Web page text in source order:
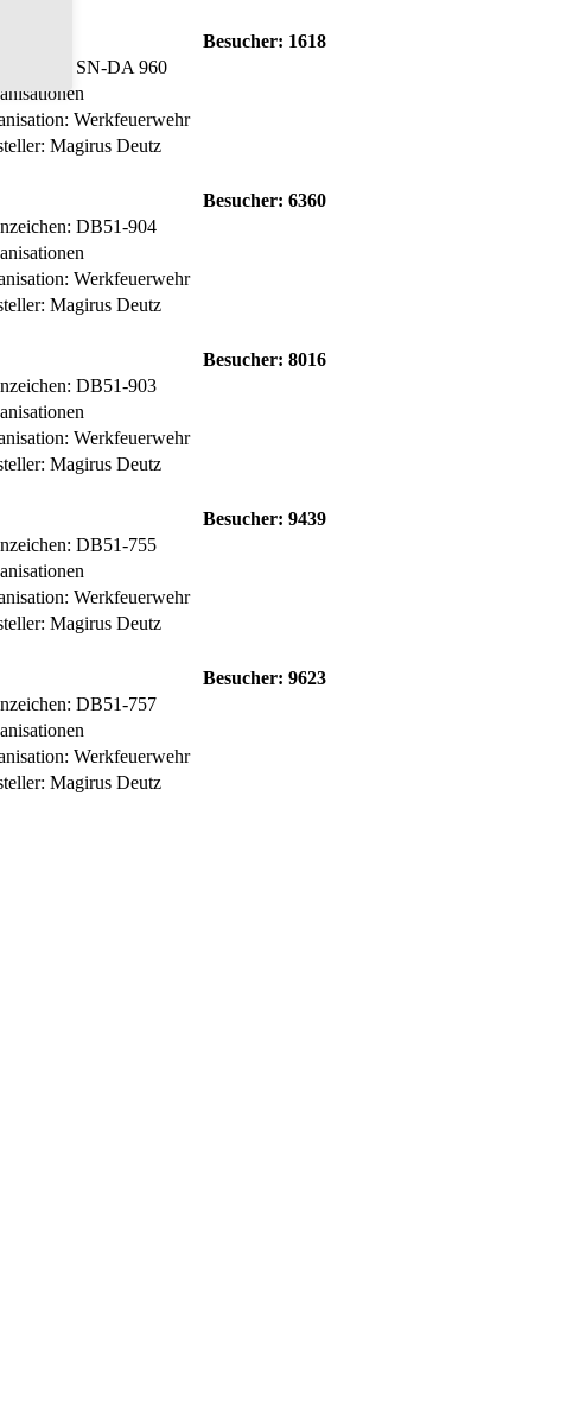
Besucher: 1618
SN-DA 960
Werkfeuerwehr
Magirus Deutz
Besucher: 6360
DB51-904
Werkfeuerwehr
Magirus Deutz
Besucher: 8016
DB51-903
Werkfeuerwehr
Magirus Deutz
Besucher: 9439
DB51-755
Werkfeuerwehr
Magirus Deutz
Besucher: 9623
DB51-757
Werkfeuerwehr
Magirus Deutz